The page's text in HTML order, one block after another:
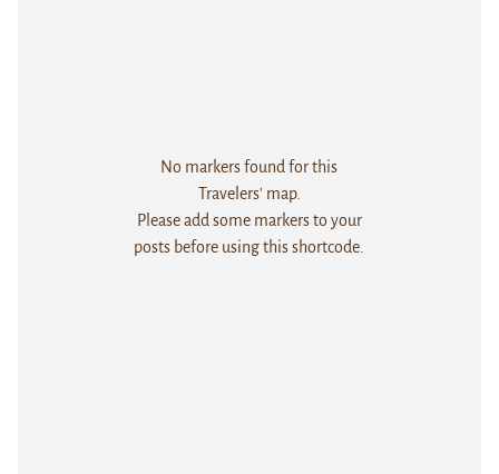
No markers found for this
Travelers' map.
Please add some markers to your
posts before using this shortcode.